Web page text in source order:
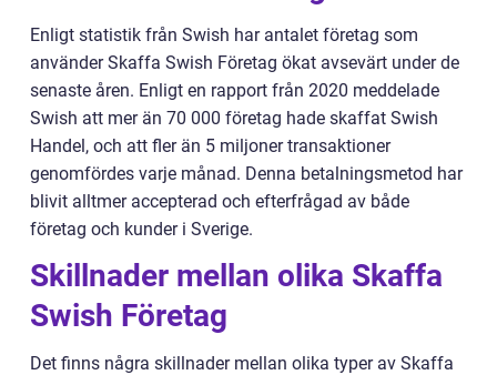
Enligt statistik från Swish har antalet företag som
använder Skaffa Swish Företag ökat avsevärt under de
senaste åren. Enligt en rapport från 2020 meddelade
Swish att mer än 70 000 företag hade skaffat Swish
Handel, och att fler än 5 miljoner transaktioner
genomfördes varje månad. Denna betalningsmetod har
blivit alltmer accepterad och efterfrågad av både
företag och kunder i Sverige.
Skillnader mellan olika Skaffa
Swish Företag
Det finns några skillnader mellan olika typer av Skaffa